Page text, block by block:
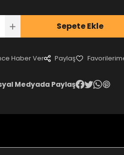
Sepete Ekle
Haber Ver Paylaş
Medyada Paylaş